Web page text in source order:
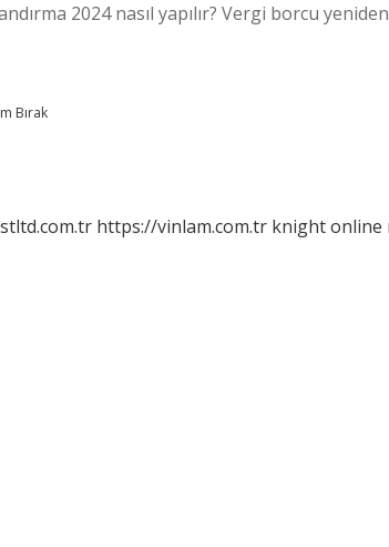
2024 nasıl yapılır? Vergi borcu
Bırak
https://vinlam.com.tr knight online